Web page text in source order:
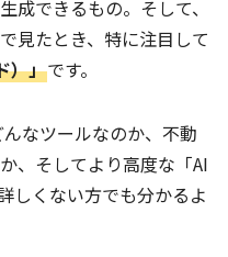
成できるもの。そして、
見たとき、特に注目して
）」です。
なツールなのか、不動
、そしてより高度な「AI
しくない方でも分かるよ